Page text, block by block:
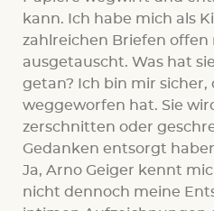
kann. Ich habe mich als
zahlreichen Briefen offen
ausgetauscht. Was hat
getan? Ich bin mir sicher,
weggeworfen hat. Sie
zerschnitten oder
Gedanken entsorgt
Ja, Arno Geiger kennt
nicht dennoch meine